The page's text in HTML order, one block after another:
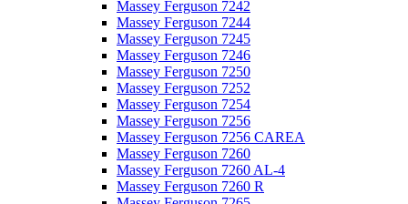
Massey Ferguson 7242
Massey Ferguson 7244
Massey Ferguson 7245
Massey Ferguson 7246
Massey Ferguson 7250
Massey Ferguson 7252
Massey Ferguson 7254
Massey Ferguson 7256
Massey Ferguson 7256 CAREA
Massey Ferguson 7260
Massey Ferguson 7260 AL-4
Massey Ferguson 7260 R